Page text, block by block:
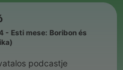
- Esti mese: Boribon és
podcastje